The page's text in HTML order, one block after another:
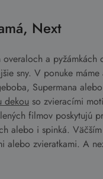
Next
a pyžámkách
sny. V ponuke
Supermana
dekou so zvieracími
filmov poskytujú
alebo i spinká.
alebo zvieratkami. A